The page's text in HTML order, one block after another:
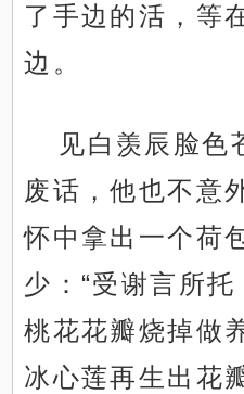
了手边的活，等
边。
见白羡辰脸色
废话，他也不意
怀中拿出一个荷
少：“受谢言所
桃花花瓣烧掉做
冰心莲再生出花